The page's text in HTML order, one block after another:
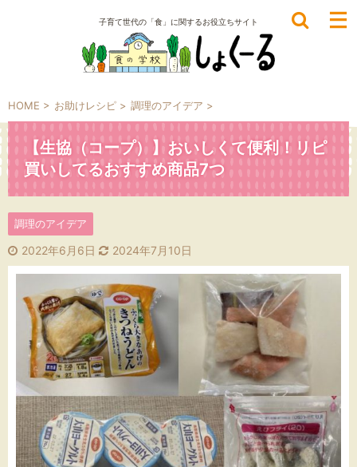
子育て世代の「食」に関するお役立ちサイト
HOME > お助けレシピ > 調理のアイデア >
【生協（コープ）】おいしくて便利！リピ
買いしてるおすすめ商品7つ
調理のアイデア
2022年6月6日 2024年7月10日